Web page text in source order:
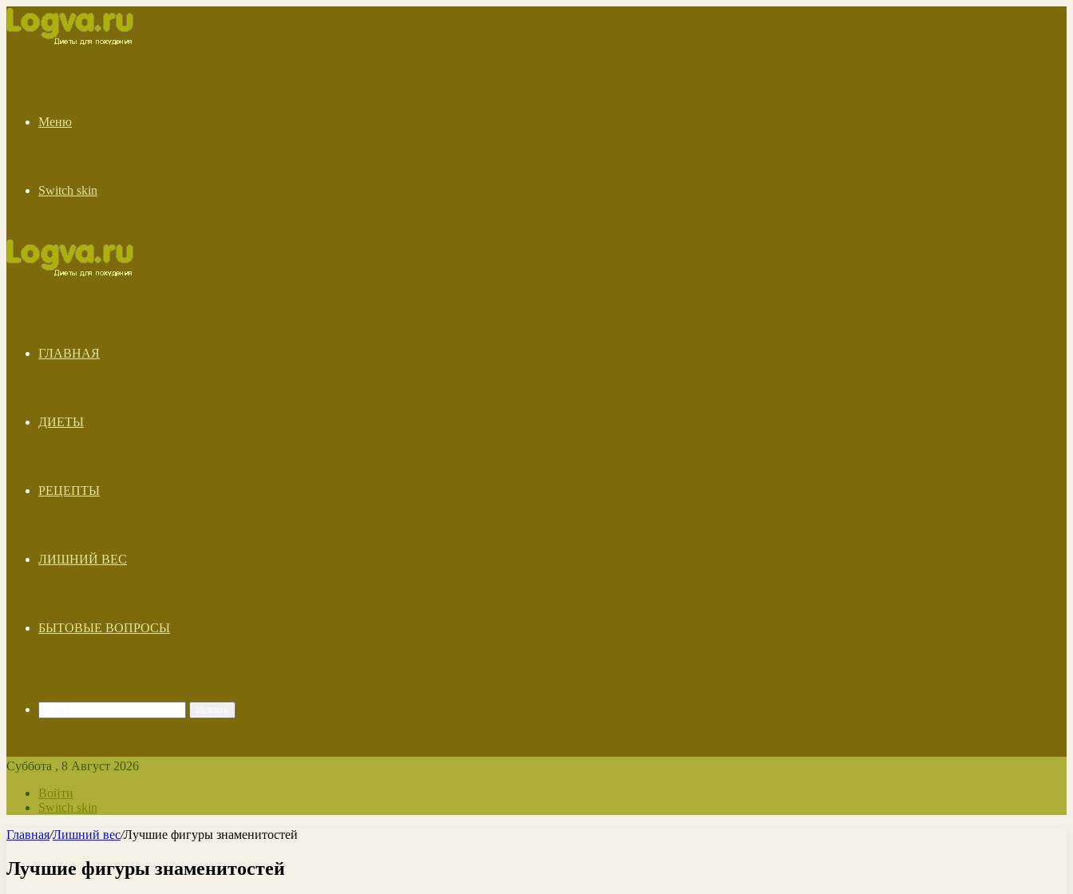
Меню
Switch skin
ГЛАВНАЯ
ДИЕТЫ
РЕЦЕПТЫ
ЛИШНИЙ ВЕС
БЫТОВЫЕ ВОПРОСЫ
Суббота , 8 Август 2026
Войти
Switch skin
Главная/Лишний вес/Лучшие фигуры знаменитостей
Лучшие фигуры знаменитостей